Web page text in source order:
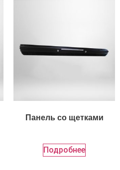
Панель со щетками
Подробнее